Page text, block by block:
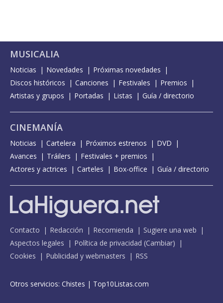
MUSICALIA
Noticias Novedades
Próximas novedades
Discos históricos
Canciones Festivales
Premios
Artistas y grupos
Portadas Listas Guía / directorio
CINEMANÍA
Noticias Cartelera Próximos estrenos
DVD
Avances
Tráilers
Festivales + premios
Actores y actrices
Carteles Box-office Guía / directorio
Contacto Redacción Recomienda
Sugiere una web
Aspectos legales
Política de privacidad (Cambiar)
Cookies
Publicidad y webmasters RSS
Otros servicios: Chistes | Top10Listas.com